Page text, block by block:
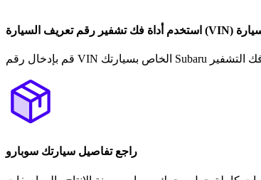
راجع تفاصيل سيارتك سوبارو